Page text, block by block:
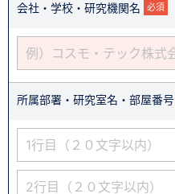
会社・学校・研究機関名 必須
所属部署・研究室名・部屋番号